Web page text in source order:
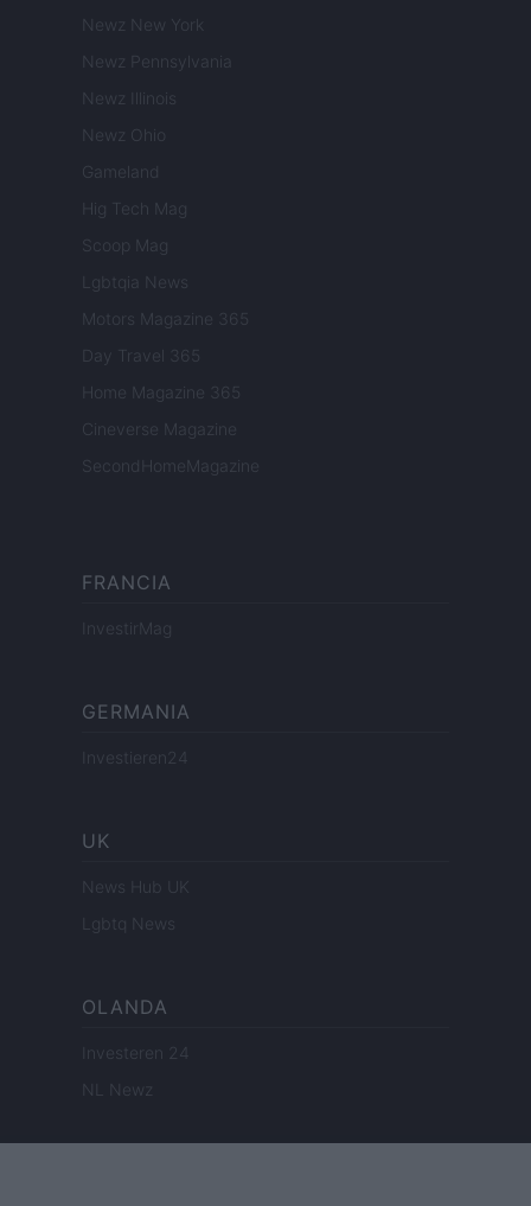
Newz New York
Newz Pennsylvania
Newz Illinois
Newz Ohio
Gameland
Hig Tech Mag
Scoop Mag
Lgbtqia News
Motors Magazine 365
Day Travel 365
Home Magazine 365
Cineverse Magazine
SecondHomeMagazine
FRANCIA
InvestirMag
GERMANIA
Investieren24
UK
News Hub UK
Lgbtq News
OLANDA
Investeren 24
NL Newz